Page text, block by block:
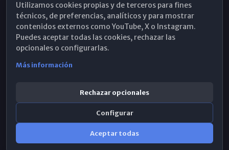
Hemeroteca
WhatsApp
Utilizamos cookies propias y de terceros para fines
técnicos, de preferencias, analíticos y para mostrar
contenidos externos como YouTube, X o Instagram.
Puedes aceptar todas las cookies, rechazar las
opcionales o configurarlas.
Más información
Rechazar opcionales
Configurar
Aceptar todas